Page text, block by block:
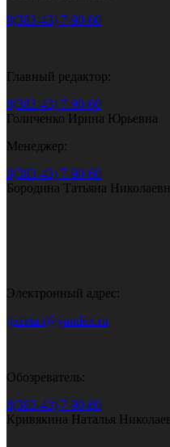
8(383-43) 7-90-60
Главный редактор:
8(383-43) 7-90-60
Голиченко Ирина Юрьевна
Менеджер:
8(383-43) 7-90-60
Бородина Татьяна
Электронный адрес:
gazeta.i@yandex.ru
Обозреватель:
8(383-43) 7-90-60
Кривякина Наталья